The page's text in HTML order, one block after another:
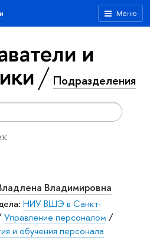
Меню
и
Подразделения
Владимировна
НИУ ВШЭ в Санкт-
Управление персоналом /
и обучения персонала